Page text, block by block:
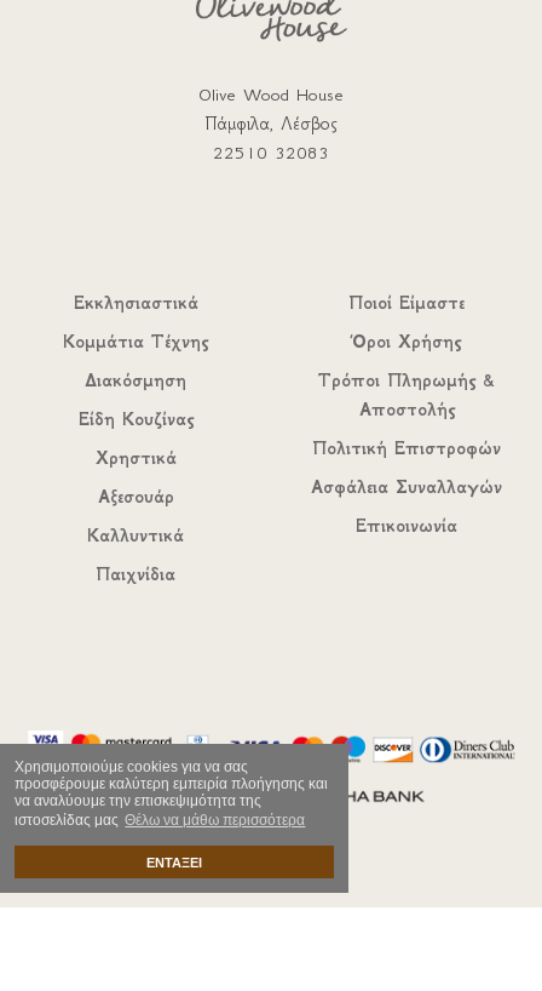
Χρησιμοποιούμε cookies για να σας
προσφέρουμε καλύτερη εμπειρία πλοήγησης και
να αναλύουμε την επισκεψιμότητα της
ιστοσελίδας μας Θέλω να μάθω περισσότερα
ΕΝΤΑΞΕΙ
Olive Wood House
Πάμφιλα, Λέσβος
22510 32083
Εκκλησιαστικά
Κομμάτια Τέχνης
Διακόσμηση
Είδη Κουζίνας
Χρηστικά
Αξεσουάρ
Καλλυντικά
Παιχνίδια
Ποιοί Είμαστε
Όροι Χρήσης
Τρόποι Πληρωμής &
Αποστολής
Πολιτική Επιστροφών
Ασφάλεια Συναλλαγών
Επικοινωνία